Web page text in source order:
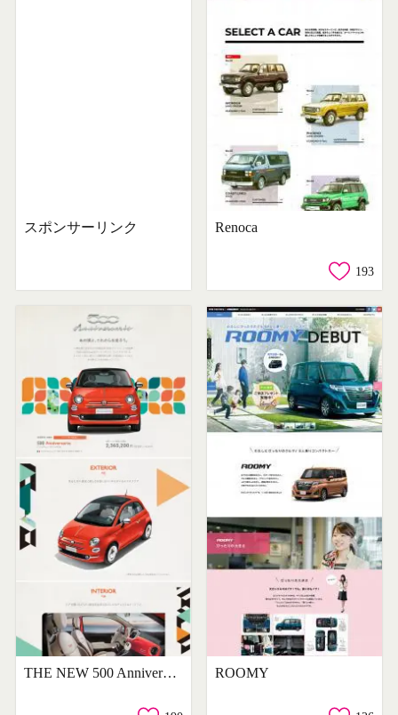
スポンサーリンク Renoca
193
THE NEW 500 Anniversario ROOMY